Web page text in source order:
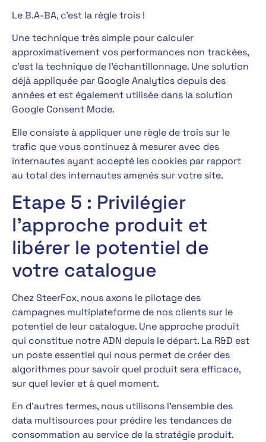
Le B.A-BA, c’est la règle trois !
Une technique très simple pour calculer
approximativement vos performances non trackées,
c’est la technique de l’échantillonnage. Une solution
déjà appliquée par Google Analytics depuis des
années et est également utilisée dans la solution
Google Consent Mode.
Elle consiste à appliquer une règle de trois sur le
trafic que vous continuez à mesurer avec des
internautes ayant accepté les cookies par rapport
au total des internautes amenés sur votre site.
Etape 5 : Privilégier
l’approche produit et
libérer le potentiel de
votre catalogue
Chez SteerFox, nous axons le pilotage des
campagnes multiplateforme de nos clients sur le
potentiel de leur catalogue. Une approche produit
qui constitue notre ADN depuis le départ. La R&D est
un poste essentiel qui nous permet de créer des
algorithmes pour savoir quel produit sera efficace,
sur quel levier et à quel moment.
En d’autres termes, nous utilisons l’ensemble des
data multisources pour prédire les tendances de
consommation au service de la stratégie produit.